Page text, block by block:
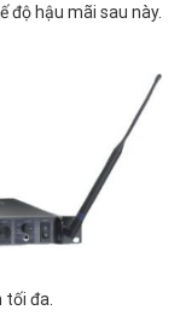
độ hậu mãi sau này.
đa.